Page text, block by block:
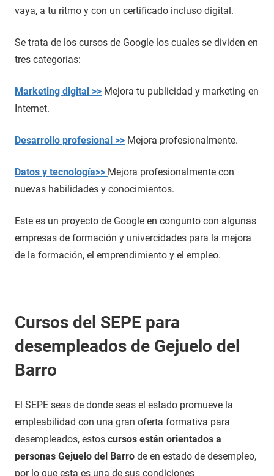
vaya, a tu ritmo y con un certificado incluso digital.
Se trata de los cursos de Google los cuales se dividen en
tres categorías:
Marketing digital >> Mejora tu publicidad y marketing en
Internet.
Desarrollo profesional >> Mejora profesionalmente.
Datos y tecnología>> Mejora profesionalmente con
nuevas habilidades y conocimientos.
Este es un proyecto de Google en congunto con algunas
empresas de formación y univercidades para la mejora
de la formación, el emprendimiento y el empleo.
Cursos del SEPE para
desempleados de Gejuelo del
Barro
El SEPE seas de donde seas el estado promueve la
empleabilidad con una gran oferta formativa para
desempleados, estos cursos están orientados a
personas Gejuelo del Barro de en estado de desempleo,
por lo que esta es una de sus condiciones